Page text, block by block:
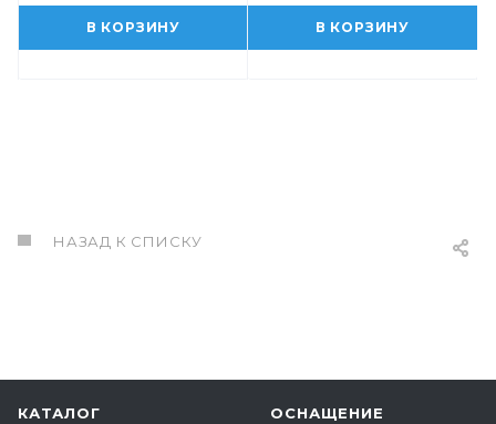
В КОРЗИНУ В КОРЗИНУ
НАЗАД К СПИСКУ
КАТАЛОГ
ОСНАЩЕНИЕ